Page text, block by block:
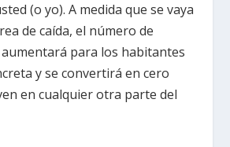
(o yo). A medida que se vaya
de caída, el número de
para los habitantes
y se convertirá en cero
en cualquier otra parte del